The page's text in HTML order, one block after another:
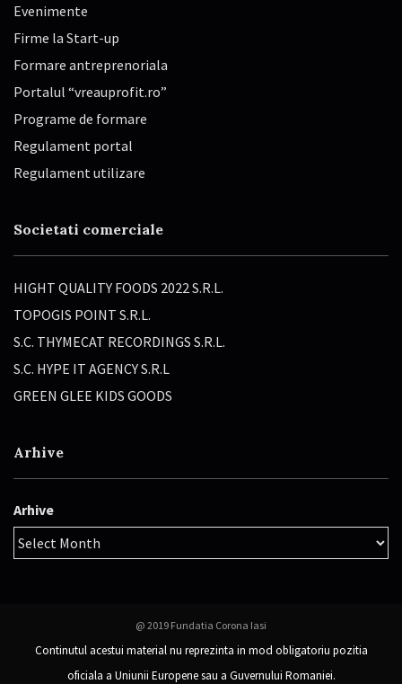
Evenimente
Firme la Start-up
Formare antreprenoriala
Portalul “vreauprofit.ro”
Programe de formare
Regulament portal
Regulament utilizare
Societati comerciale
HIGHT QUALITY FOODS 2022 S.R.L.
TOPOGIS POINT S.R.L.
S.C. THYMECAT RECORDINGS S.R.L.
S.C. HYPE IT AGENCY S.R.L
GREEN GLEE KIDS GOODS
Arhive
Arhive
@ 2019 Fundatia Corona Iasi
Continutul acestui material nu reprezinta in mod obligatoriu pozitia
oficiala a Uniunii Europene sau a Guvernului Romaniei.